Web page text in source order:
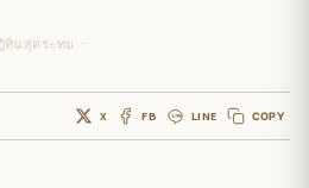
ทินสุดระทม…
X FB LINE COPY